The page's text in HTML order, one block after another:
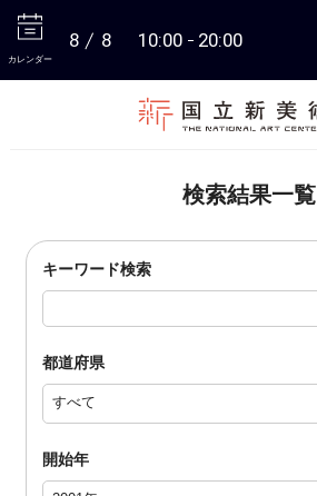
カレンダー
8 8 10:00 20:00
検索結果一覧
キーワード検索
都道府県
開始年